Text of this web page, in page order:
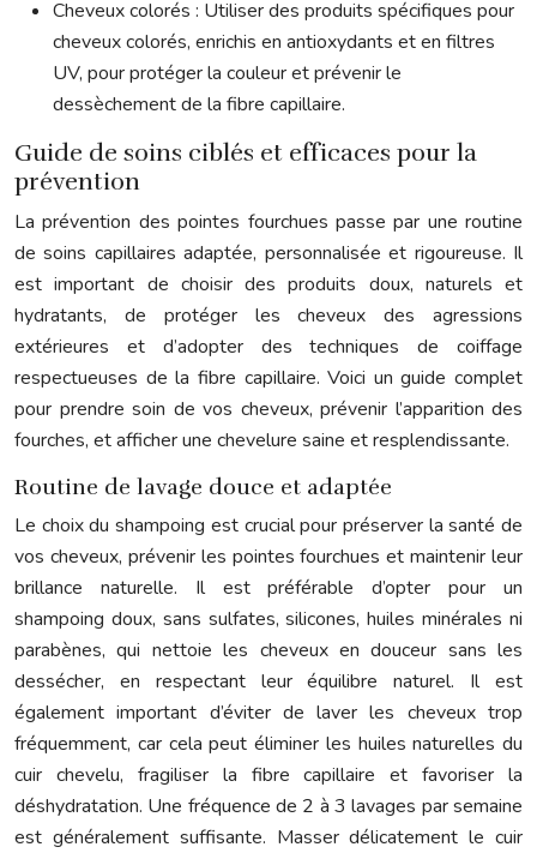
Cheveux colorés : Utiliser des produits spécifiques pour
cheveux colorés, enrichis en antioxydants et en filtres
UV, pour protéger la couleur et prévenir le
dessèchement de la fibre capillaire.
Guide de soins ciblés et efficaces pour la
prévention
La prévention des pointes fourchues passe par une routine
de soins capillaires adaptée, personnalisée et rigoureuse. Il
est important de choisir des produits doux, naturels et
hydratants, de protéger les cheveux des agressions
extérieures et d’adopter des techniques de coiffage
respectueuses de la fibre capillaire. Voici un guide complet
pour prendre soin de vos cheveux, prévenir l’apparition des
fourches, et afficher une chevelure saine et resplendissante.
Routine de lavage douce et adaptée
Le choix du shampoing est crucial pour préserver la santé de
vos cheveux, prévenir les pointes fourchues et maintenir leur
brillance naturelle. Il est préférable d’opter pour un
shampoing doux, sans sulfates, silicones, huiles minérales ni
parabènes, qui nettoie les cheveux en douceur sans les
dessécher, en respectant leur équilibre naturel. Il est
également important d’éviter de laver les cheveux trop
fréquemment, car cela peut éliminer les huiles naturelles du
cuir chevelu, fragiliser la fibre capillaire et favoriser la
déshydratation. Une fréquence de 2 à 3 lavages par semaine
est généralement suffisante. Masser délicatement le cuir